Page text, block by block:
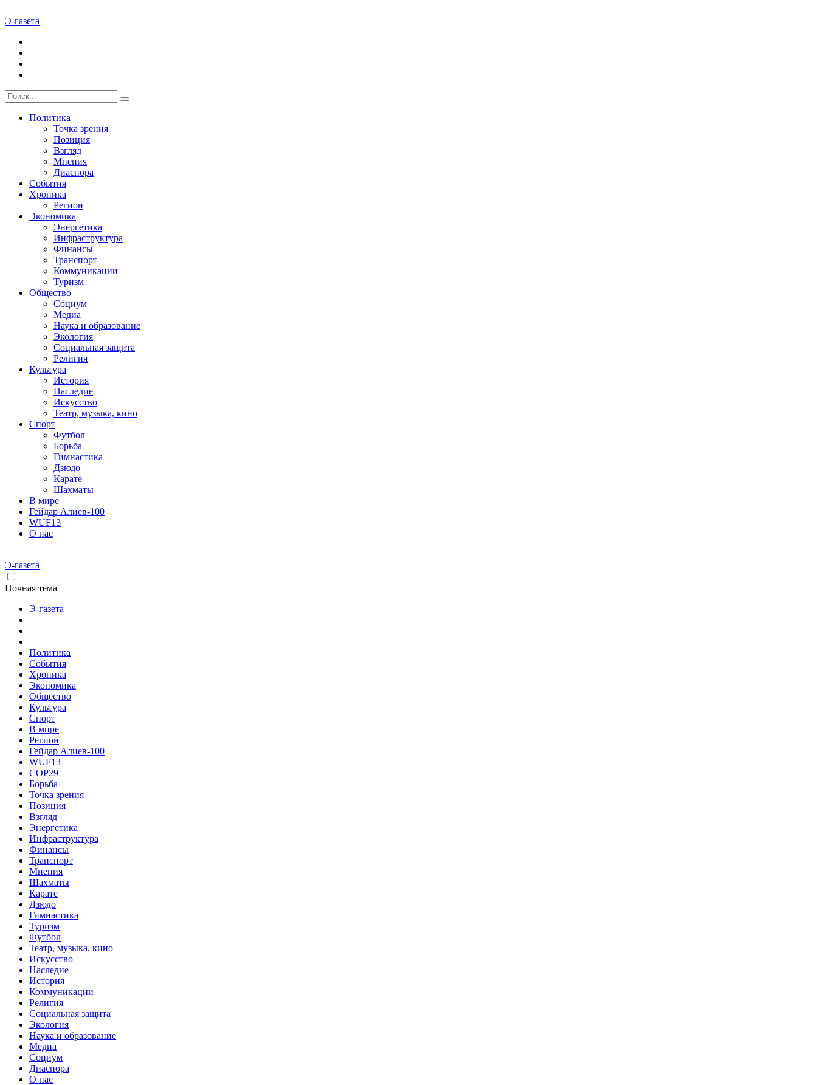
Э-газета
Политика
Точка зрения
Позиция
Взгляд
Мнения
Диаспора
События
Хроника
Регион
Экономика
Энергетика
Инфраструктура
Финансы
Транспорт
Коммуникации
Туризм
Общество
Социум
Медиа
Наука и образование
Экология
Социальная защита
Религия
Культура
История
Наследие
Искусство
Театр, музыка, кино
Спорт
Футбол
Борьба
Гимнастика
Дзюдо
Карате
Шахматы
В мире
Гейдар Алиев-100
WUF13
О нас
Э-газета
Ночная тема
Э-газета
Политика
События
Хроника
Экономика
Общество
Культура
Спорт
В мире
Регион
Гейдар Алиев-100
WUF13
COP29
Борьба
Точка зрения
Позиция
Взгляд
Энергетика
Инфраструктура
Финансы
Транспорт
Мнения
Шахматы
Карате
Дзюдо
Гимнастика
Туризм
Футбол
Театр, музыка, кино
Искусство
Наследие
История
Коммуникации
Религия
Социальная защита
Экология
Наука и образование
Медиа
Социум
Диаспора
О нас